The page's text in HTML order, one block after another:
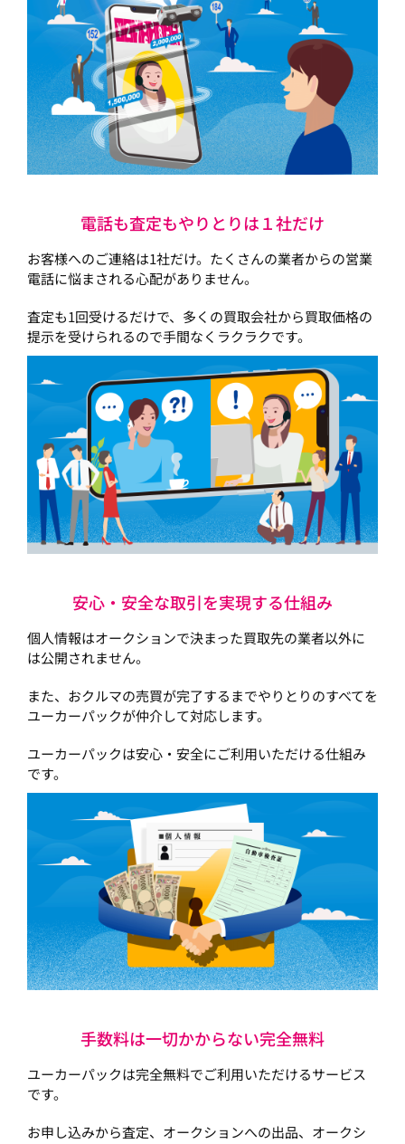
電話も査定もやりとりは１社だけ
お客様へのご連絡は1社だけ。たくさんの業者からの営業
電話に悩まされる心配がありません。
査定も1回受けるだけで、多くの買取会社から買取価格の
提示を受けられるので手間なくラクラクです。
安心・安全な取引を実現する仕組み
個人情報はオークションで決まった買取先の業者以外に
は公開されません。
また、おクルマの売買が完了するまでやりとりのすべてを
ユーカーパックが仲介して対応します。
ユーカーパックは安心・安全にご利用いただける仕組み
です。
手数料は一切かからない完全無料
ユーカーパックは完全無料でご利用いただけるサービス
です。
お申し込みから査定、オークションへの出品、オークシ